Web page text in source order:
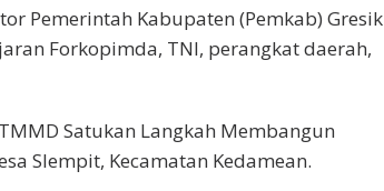
Pemerintah Kabupaten (Pemkab) Gresik
Forkopimda, TNI, perangkat daerah,
Satukan Langkah Membangun
Slempit, Kecamatan Kedamean.